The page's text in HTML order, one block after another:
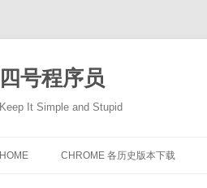
content
四号程序员
Keep It Simple and Stupid
HOME CHROME 各历史版本下载